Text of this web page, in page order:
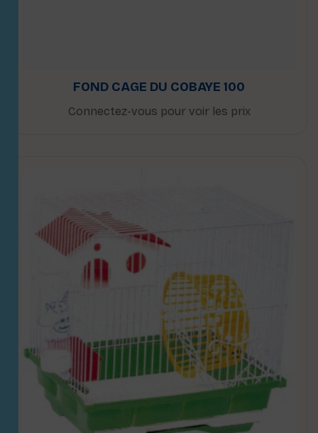
FOND CAGE DU COBAYE 100
Connectez-vous pour voir les prix